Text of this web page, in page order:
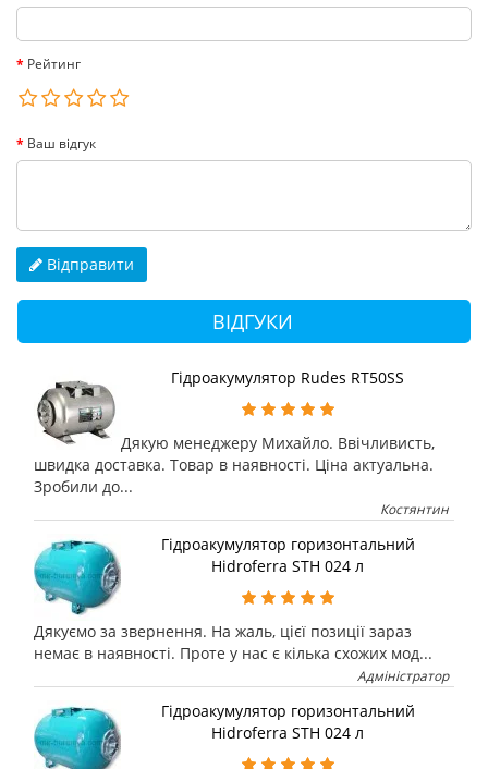
Рейтинг
Ваш відгук
Відправити
ВІДГУКИ
Гідроакумулятор Rudes RT50SS
Дякую менеджеру Михайло. Ввічливисть,
швидка доставка. Товар в наявності. Ціна актуальна.
Зробили до...
Костянтин
Гідроакумулятор горизонтальний
Hidroferra STH 024 л
Дякуємо за звернення. На жаль, цієї позиції зараз
немає в наявності. Проте у нас є кілька схожих мод...
Адміністратор
Гідроакумулятор горизонтальний
Hidroferra STH 024 л